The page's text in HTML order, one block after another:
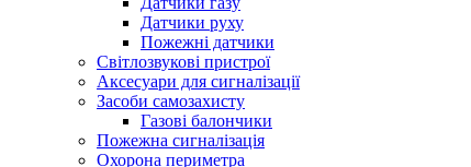
Датчики руху
Пожежні датчики
Світлозвукові пристрої
Аксесуари для сигналізації
Засоби самозахисту
Газові балончики
Пожежна сигналізація
Охорона периметра